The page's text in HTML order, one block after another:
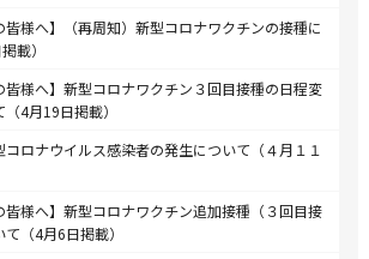
皆様へ】（再周知）新型コロナワクチンの接種に
載）
皆様へ】新型コロナワクチン３回目接種の日程変
4月19日掲載）
ロナウイルス感染者の発生について（４月１１
皆様へ】新型コロナワクチン追加接種（３回目接
（4月6日掲載）